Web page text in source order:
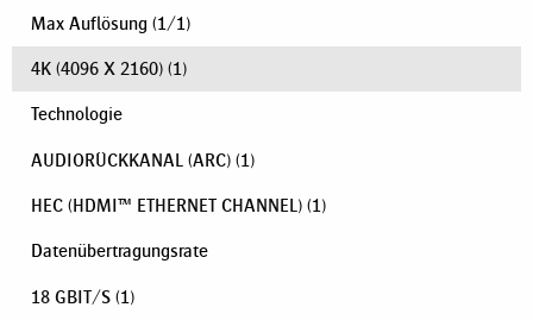
Max Auflösung (1/1)
4K (4096 X 2160) (1)
Technologie
AUDIORÜCKKANAL (ARC) (1)
HEC (HDMI™ ETHERNET CHANNEL) (1)
Datenübertragungsrate
18 GBIT/S (1)